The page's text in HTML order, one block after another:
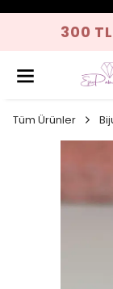
300
Tüm Ürünler